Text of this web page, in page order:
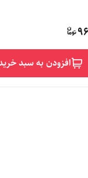
افزودن به سبد